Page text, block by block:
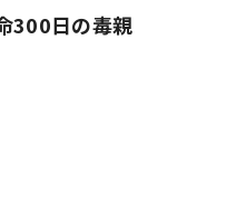
300日の毒親